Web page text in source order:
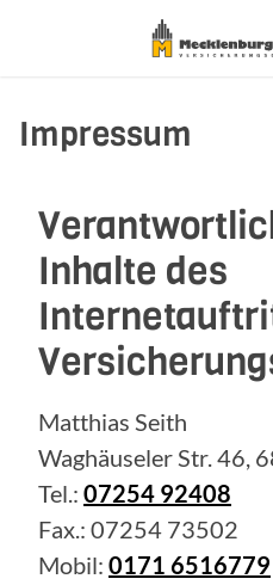
Impressum
Inhalte des
Matthias Seith
Waghäuseler Str. 46,
Tel.: 07254 92408
Fax.: 07254 73502
Mobil: 0171 6516779